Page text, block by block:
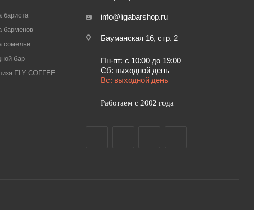
бариста
барменов
сомелье
бар
FLY COFFEE
info@ligabarshop.ru
Бауманская 16, стр. 2
Пн-пт: с 10:00 до 19:00
Сб: выходной день
Вс: выходной день
Работаем с 2002 года